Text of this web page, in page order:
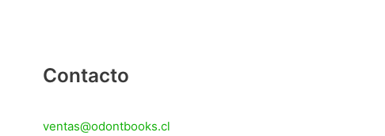
Contacto
ventas@odontbooks.cl